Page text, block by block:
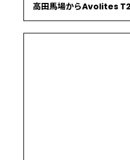
高田馬場からAvolites T2